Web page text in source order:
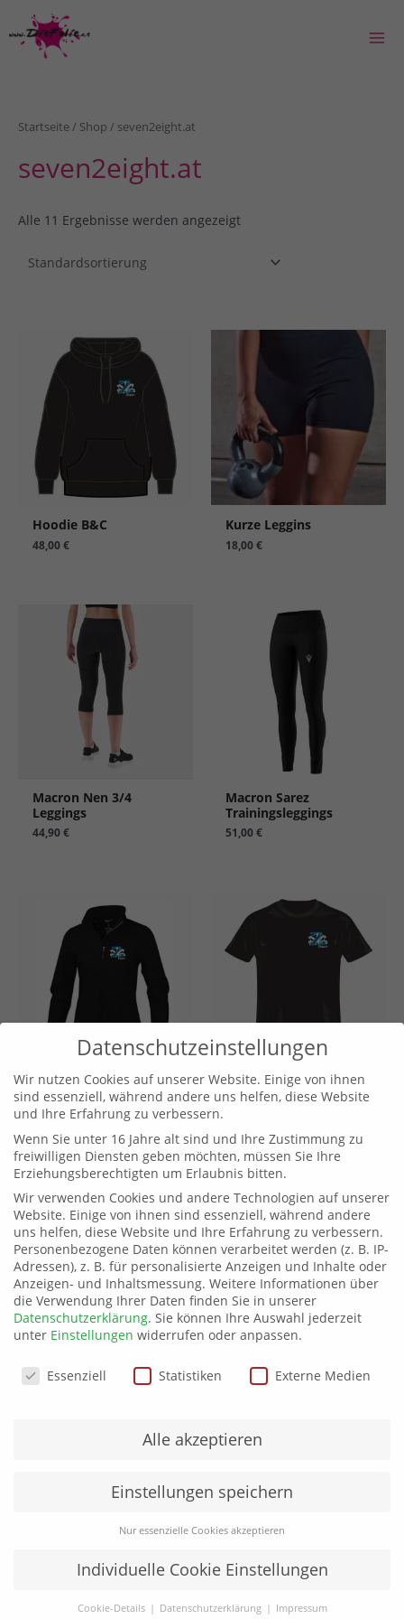
Inhalt
springen
Startseite/ Shop / seven2eight.at
seven2eight.at
Alle 11 Ergebnisse werden angezeigt
Hoodie B&C
48,00€
Kurze Leggins
18,00€
Macron Nen 3/4
Leggings
44,90€
Macron Sarez
Trainingsleggings
51,00€
Softshell Jacke
59,00
Sport T-Shirt Sol´s
16,00€ 40,00€
Datenschutzeinstellungen
Wir nutzen Cookies auf unserer Website. Einige von ihnen
sind essenziell, während andere uns helfen, diese Website
und Ihre Erfahrung zu verbessern.
Wenn Sie unter 16 Jahre alt sind und Ihre Zustimmung zu
freiwilligen Diensten geben möchten, müssen Sie Ihre
Erziehungsberechtigten um Erlaubnis bitten.
Wir verwenden Cookies und andere Technologien auf unserer
Website. Einige von ihnen sind essenziell, während andere
uns helfen, diese Website und Ihre Erfahrung zu verbessern.
Personenbezogene Daten können verarbeitet werden (z. B. IP-
Adressen), z. B. für personalisierte Anzeigen und Inhalte oder
Anzeigen- und Inhaltsmessung. Weitere Informationen über
die Verwendung Ihrer Daten finden Sie in unserer
Datenschutzerklärung. Sie können Ihre Auswahl jederzeit
unter Einstellungen widerrufen oder anpassen.
Datenschutzeinstellungen
Essenziell Statistiken Externe Medien
Alle akzeptieren
Einstellungen speichern
Nur essenzielle Cookies akzeptieren
Individuelle Cookie Einstellungen
Cookie-Details Datenschutzerklärung Impressum